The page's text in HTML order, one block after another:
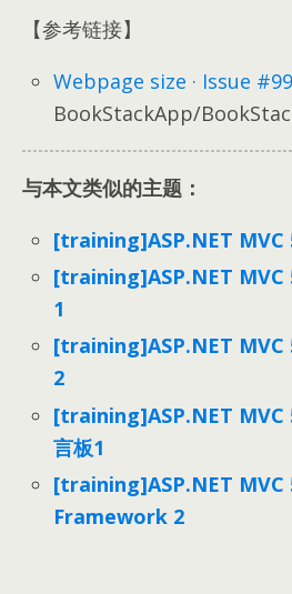
【参考链接】
Webpage size · Issue
BookStackApp/
与本文类似的主题：
[training]ASP.NET MVC
[training]ASP.NET MVC
1
[training]ASP.NET MVC
2
[training]ASP.NET MVC
言板1
[training]ASP.NET
Framework 2